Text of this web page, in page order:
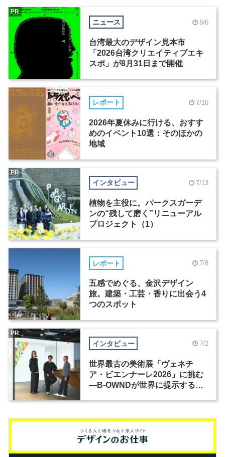
ニュース 8/6
台湾最大のデザイン見本市
「2026台湾クリエイティブエキ
スポ」が8月31日まで開催
PR
レポート 7/16
2026年夏休みに行ける、おすす
めのイベント10選：そのほかの
地域
インタビュー 7/13
植物を主役に。パークスガーデ
ンの“残して磨く”リニューアル
プロジェクト（1）
PR
レポート 7/8
五感でめぐる、金沢デザイン
旅。建築・工芸・香りに出会う4
つのスポット
インタビュー 7/2
世界最古の美術展「ヴェネチ
ア・ビエンナーレ2026」に挑む
―B-OWNDが世界に提示する美
PR